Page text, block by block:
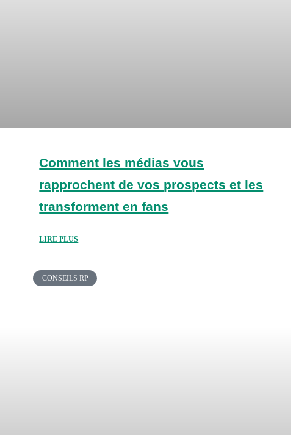
Comment les médias vous
rapprochent de vos prospects et les
transforment en fans
LIRE PLUS
CONSEILS RP